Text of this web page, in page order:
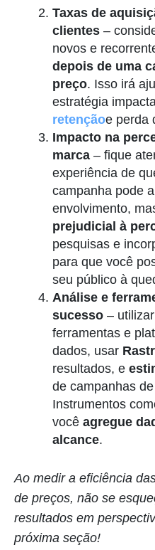
Taxas de
clientes –
novos e
depois de uma
preço. Isso irá
estratégia
retençãoe perda
Impacto na
marca – fique
experiência de
campanha pode
envolvimento,
prejudicial à
pesquisas e
para que você
seu público à
Análise e
sucesso – utilizar
ferramentas e
dados, usar
resultados, e
de campanhas
Instrumentos
você agregue
alcance.
Ao medir a eficiência
de preços, não se
resultados em
próxima seção!